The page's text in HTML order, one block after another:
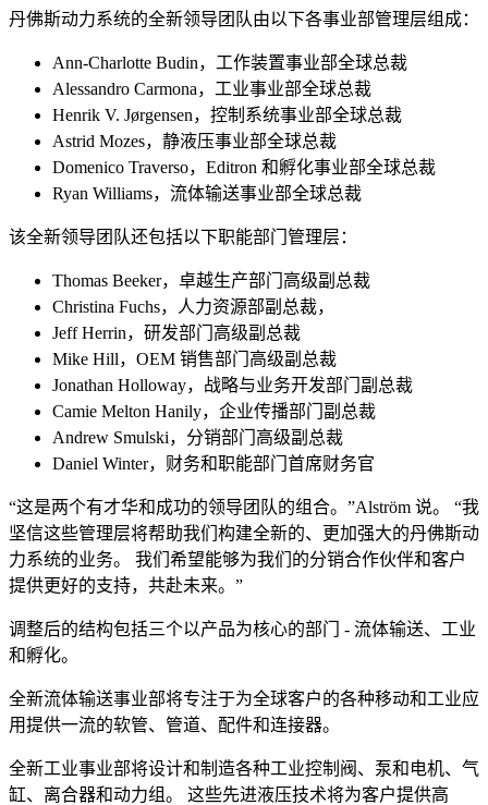
丹佛斯动力系统的全新领导团队由以下各事业部管理层组成：
Ann-Charlotte Budin，工作装置事业部全球总裁
Alessandro Carmona，工业事业部全球总裁
Henrik V. Jørgensen，控制系统事业部全球总裁
Astrid Mozes，静液压事业部全球总裁
Domenico Traverso，Editron 和孵化事业部全球总裁
Ryan Williams，流体输送事业部全球总裁
该全新领导团队还包括以下职能部门管理层：
Thomas Beeker，卓越生产部门高级副总裁
Christina Fuchs，人力资源部副总裁，
Jeff Herrin，研发部门高级副总裁
Mike Hill，OEM 销售部门高级副总裁
Jonathan Holloway，战略与业务开发部门副总裁
Camie Melton Hanily，企业传播部门副总裁
Andrew Smulski，分销部门高级副总裁
Daniel Winter，财务和职能部门首席财务官
“这是两个有才华和成功的领导团队的组合。”Alström 说。 “我
坚信这些管理层将帮助我们构建全新的、更加强大的丹佛斯动
力系统的业务。 我们希望能够为我们的分销合作伙伴和客户
提供更好的支持，共赴未来。”
调整后的结构包括三个以产品为核心的部门 - 流体输送、工业
和孵化。
全新流体输送事业部将专注于为全球客户的各种移动和工业应
用提供一流的软管、管道、配件和连接器。
全新工业事业部将设计和制造各种工业控制阀、泵和电机、气
缸、离合器和动力组。 这些先进液压技术将为客户提供高